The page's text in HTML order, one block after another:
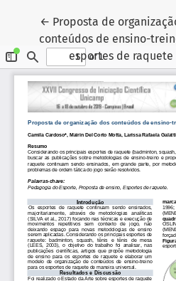
← Voltar aos Detalhes do
Proposta de
conteúdos de ensino-
esportes de raquete